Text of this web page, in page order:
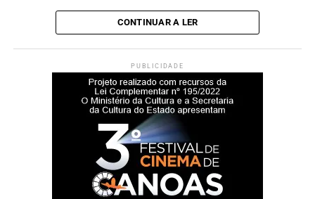
esportivas e de
convivência.”
A secretária municipal da Educação, Beth Colombo,
ressaltou a importância da estrutura para o cotidiano
“Uma escola bem
estruturada oferece
CONTINUAR A LER
PUBLICIDADE